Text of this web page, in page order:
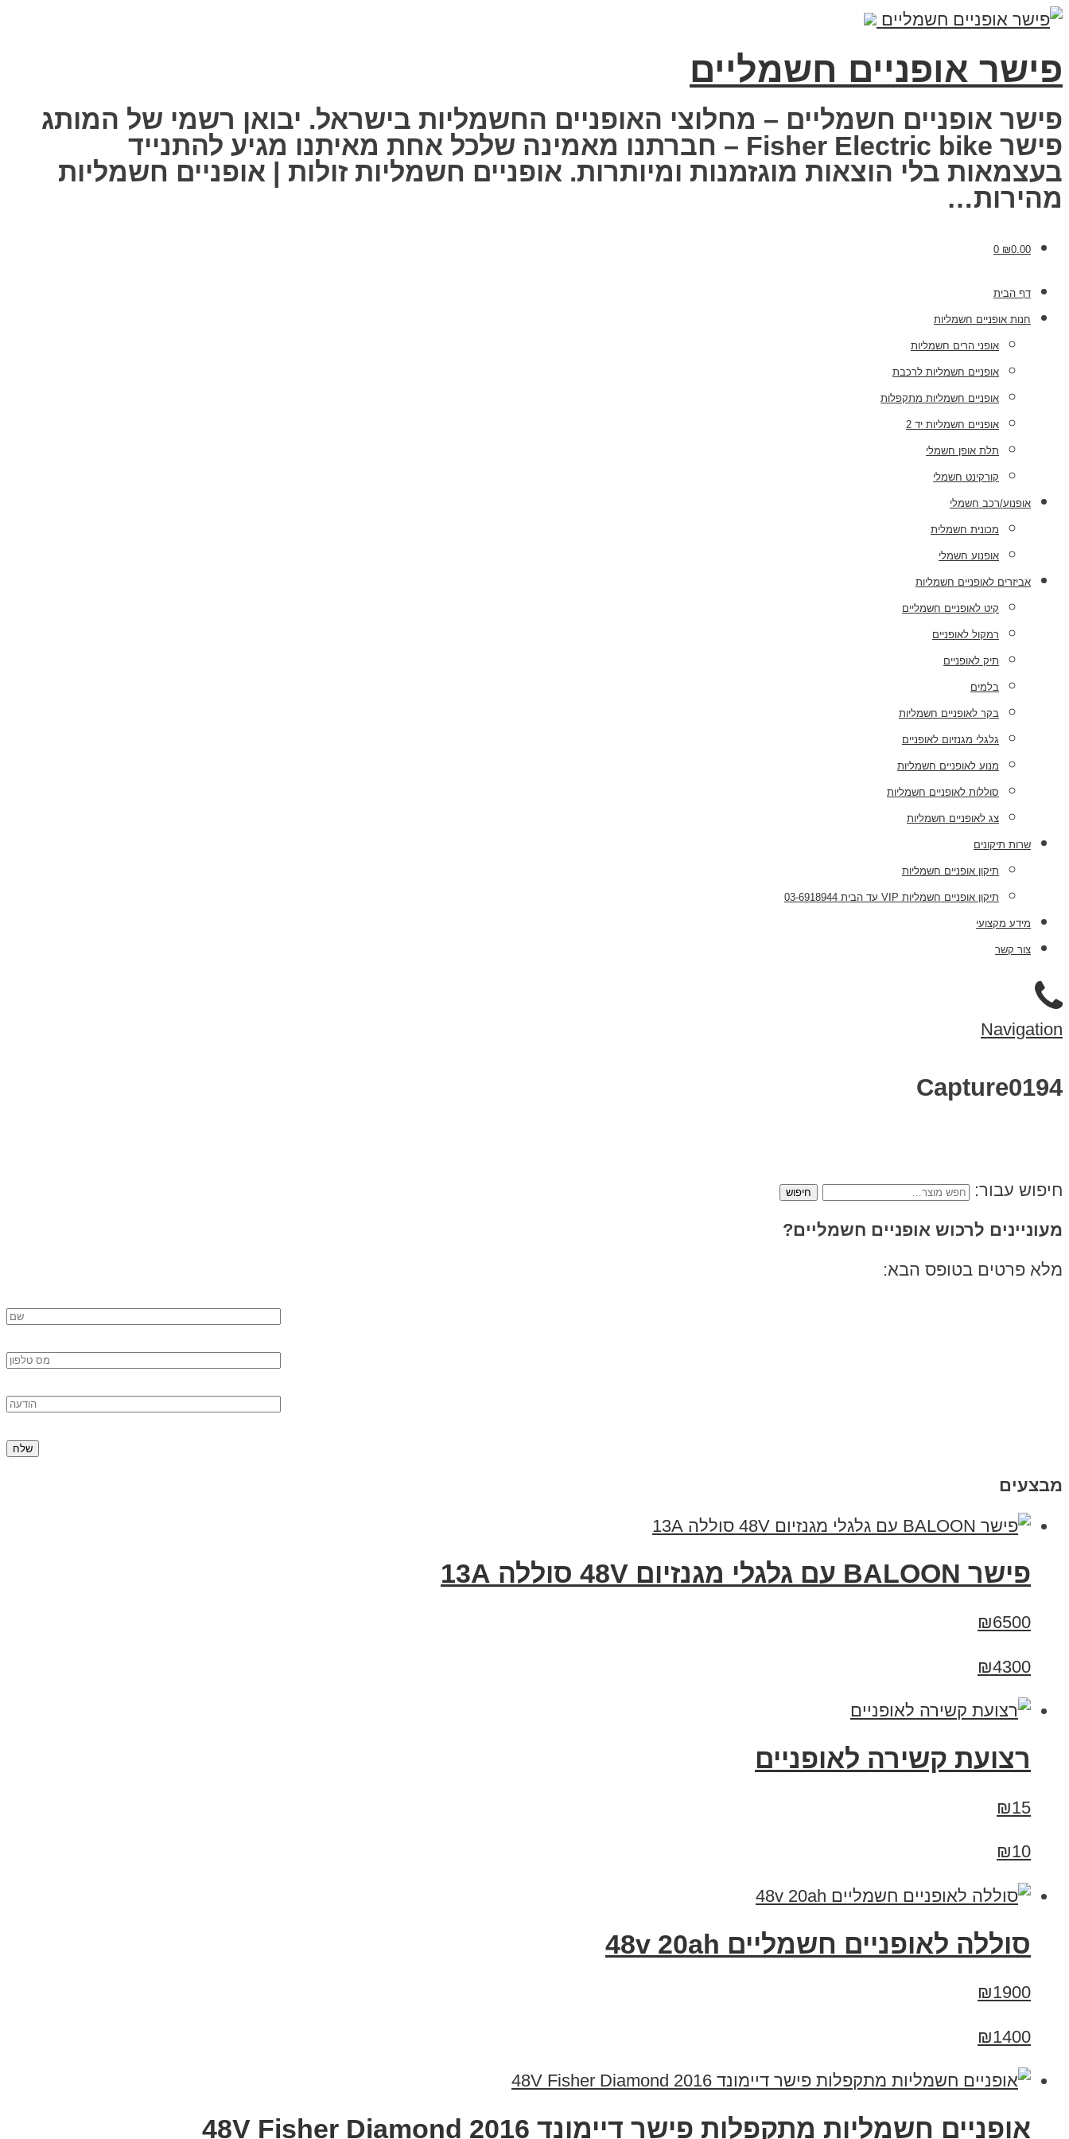
פישר אופניים חשמליים
פישר אופניים חשמליים – מחלוצי האופניים החשמליות בישראל. יבואן רשמי של המותג
פישר Fisher Electric bike – חברתנו מאמינה שלכל אחת מאיתנו מגיע להתנייד
בעצמאות בלי הוצאות מוגזמנות ומיותרות. אופניים חשמליות זולות | אופניים חשמליות
מהירות…
₪0.00
0
דף הבית
חנות אופניים חשמליות
אופני הרים חשמליות
אופניים חשמליות לרכבת
אופניים חשמליות מתקפלות
אופניים חשמליות יד 2
תלת אופן חשמלי
קורקינט חשמלי
אופנוע/רכב חשמלי
מכונית חשמלית
אופנוע חשמלי
אביזרים לאופניים חשמליות
קיט לאופניים חשמליים
רמקול לאופניים
תיק לאופניים
בלמים
בקר לאופניים חשמליות
גלגלי מגנזיום לאופניים
מנוע לאופניים חשמליות
סוללות לאופניים חשמליות
צג לאופניים חשמליות
שרות תיקונים
תיקון אופניים חשמליות
תיקון אופניים חשמליות VIP עד הבית 03-6918944
מידע מקצועי
צור קשר
Navigation
Capture0194
חיפוש עבור:
מעוניינים לרכוש אופניים חשמליים?
מלא פרטים בטופס הבא:
מבצעים
פישר BALOON עם גלגלי מגנזיום 48V סוללה 13A
₪6500
₪4300
רצועת קשירה לאופניים
₪15
₪10
סוללה לאופניים חשמליים 48v 20ah
₪1900
₪1400
אופניים חשמליות מתקפלות פישר דיימונד 2016 48V Fisher Diamond